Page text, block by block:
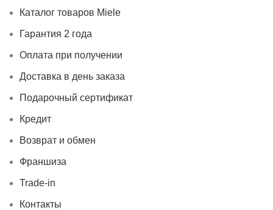
Каталог товаров Miele
Гарантия 2 года
Оплата при получении
Доставка в день заказа
Подарочный сертификат
Кредит
Возврат и обмен
Франшиза
Trade-in
Контакты